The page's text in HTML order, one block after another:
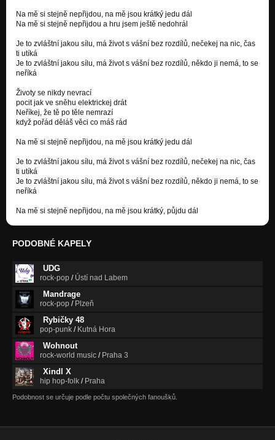
Nespatříš (RMX by WoHon) Akustika album bonus
Akustika /live/
Na mě si stejně nepřijdou, na mě jsou krátký jedu dál
Na mě si stejně nepřijdou a hru jsem ještě nedohrál
Je to zvláštní jakou sílu, má život s vášní bez rozdílů, nečekej na nic, čas
ti utíká
Je to zvláštní jakou sílu, má život s vášní bez rozdílů, někdo ji nemá, to se
neříká
Životy se nikdy nevrací
pocit jak ve sněhu elektrickej drát
Neříkej, že tě po těle nemrazí
když pořád děláš věci co máš rád
Na mě si stejně nepřijdou, na mě jsou krátký jedu dál
Je to zvláštní jakou sílu, má život s vášní bez rozdílů, nečekej na nic, čas
ti utíká
Je to zvláštní jakou sílu, má život s vášní bez rozdílů, někdo ji nemá, to se
neříká
Na mě si stejně nepřijdou, na mě jsou krátký, půjdu dál
PODOBNÉ KAPELY
UDG
rock-pop / Ústí nad Labem
Mandrage
rock-pop / Plzeň
Rybičky 48
pop-punk / Kutná Hora
Wohnout
rock-world music / Praha 3
Xindl X
hip hop-folk / Praha
Podobnost se určuje podle počtu společných fanoušků.